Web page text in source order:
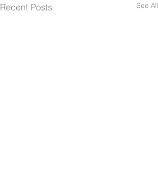
Recent Posts See All